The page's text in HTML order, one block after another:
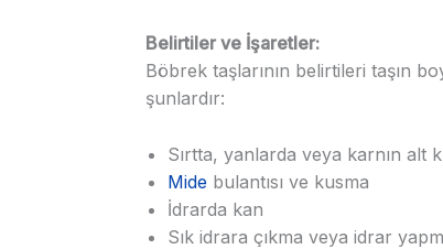
Belirtiler ve İşaretler:
Böbrek taşlarının belirtileri taşın
şunlardır:
Sırtta, yanlarda veya karnın alt
Mide bulantısı ve kusma
İdrarda kan
Sık idrara çıkma veya idrar